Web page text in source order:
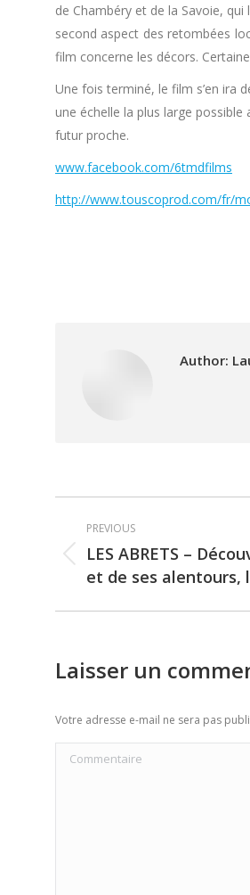
de Chambéry et de la Savoie,
second aspect des retombées
film concerne les décors.
Une fois terminé, le film s’en ira
une échelle la plus large
futur proche.
www.facebook.com/6tmdfilms
http://www.touscoprod.com/fr/
Author:
Post
navigation
PREVIOUS
Previous
post:
LES ABRETS –
et de ses alentours,
Laisser un
Votre adresse e-mail ne sera pas
Commentaire